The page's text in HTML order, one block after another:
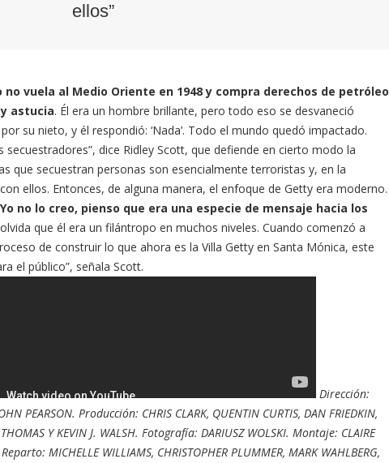
ellos”
vuela al Medio Oriente en 1948 y compra derechos de petróleo
astucia. Él era un hombre brillante, pero todo eso se desvaneció
su nieto, y él respondió: ‘Nada’. Todo el mundo quedó impactado.
secuestradores”, dice Ridley Scott, que defiende en cierto modo la
que secuestran personas son esencialmente terroristas y, en la
ellos. Entonces, de alguna manera, el enfoque de Getty era moderno.
no lo creo, pienso que era una especie de mensaje hacia los
que él era un filántropo en muchos niveles. Cuando comenzó a
de construir lo que ahora es la Villa Getty en Santa Mónica, este
el público”, señala Scott.
Dirección:
PEARSON. Producción: CHRIS CLARK, QUENTIN CURTIS, DAN FRIEDKIN,
THOMAS Y KEVIN J. WALSH. Fotografía: DARIUSZ WOLSKI. Montaje: CLAIRE
MICHELLE WILLIAMS, CHRISTOPHER PLUMMER, MARK WAHLBERG,